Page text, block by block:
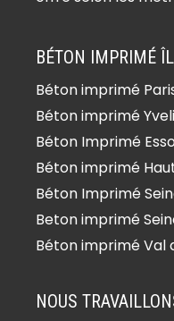
Béton
Béton
Guyonne
Béton
Béton
Béton
Béton
Béton
(78930)
(78660)
BÉTON IMPRIMÉ
Béton imprimé
Béton imprimé
Béton Imprimé
Béton imprimé
Béton Imprimé
Beton imprimé
Béton imprimé Val
NOUS